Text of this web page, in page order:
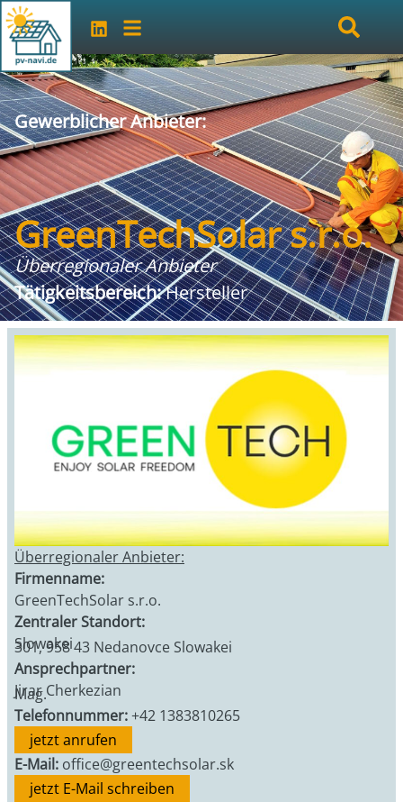
Gewerblicher Anbieter:
GreenTechSolar s.r.o.
Überregionaler Anbieter
Tätigkeitsbereich:Hersteller
Überregionaler Anbieter:
Firmenname:
GreenTechSolar s.r.o.
Zentraler Standort:
Slowakei
301, 958 43 Nedanovce Slowakei
Ansprechpartner:
Jirar Cherkezian
Mag.
Telefonnummer:+42 1383810265
jetzt anrufen
E-Mail: office@greentechsolar.sk
jetzt E-Mail schreiben